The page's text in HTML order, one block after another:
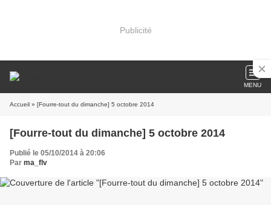
Publicité
MENU
Accueil » [Fourre-tout du dimanche] 5 octobre 2014
[Fourre-tout du dimanche] 5 octobre 2014
Publié le 05/10/2014 à 20:06
Par ma_flv